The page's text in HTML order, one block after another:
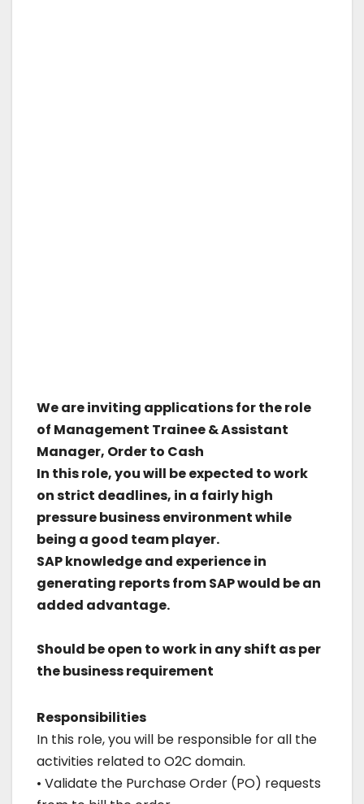
We are inviting applications for the role
of Management Trainee & Assistant
Manager, Order to Cash
In this role, you will be expected to work
on strict deadlines, in a fairly high
pressure business environment while
being a good team player.
SAP knowledge and experience in
generating reports from SAP would be an
added advantage.
Should be open to work in any shift as per
the business requirement
Responsibilities
In this role, you will be responsible for all the
activities related to O2C domain.
• Validate the Purchase Order (PO) requests